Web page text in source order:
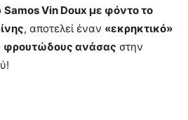
Samos Vin Doux με φόντο το
, αποτελεί έναν «εκρηκτικό»
φρουτώδους ανάσας στην